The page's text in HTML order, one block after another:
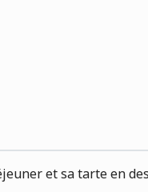
et sa tarte en